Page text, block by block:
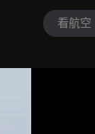
看航空